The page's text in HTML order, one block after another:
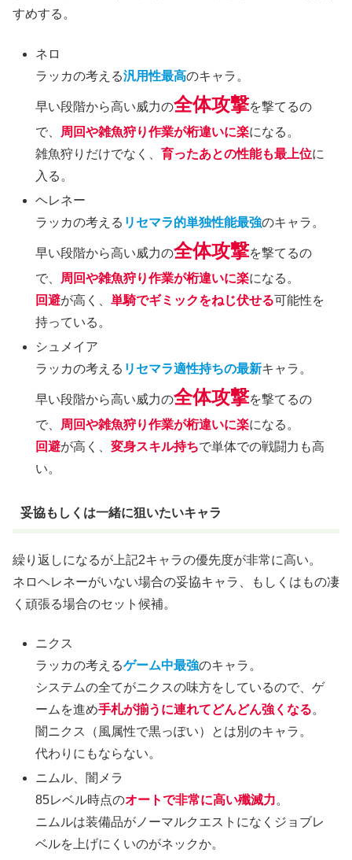
すめする。
ネロ
ラッカの考える汎用性最高のキャラ。
早い段階から高い威力の全体攻撃を撃てるの
で、
周回や雑魚狩り作業が桁違いに楽になる。
雑魚狩りだけでなく、育ったあとの性能も最上位に
入る。
ヘレネー
ラッカの考える リセマラ的単独性能最強のキャラ。
早い段階から高い威力の全体攻撃を撃てるの
で、
周回や雑魚狩り作業が桁違いに楽になる。
回避が高く、単騎でギミックをねじ伏せる可能性を
持っている。
シュメイア
ラッカの考える リセマラ適性持ちの最新キャラ。
早い段階から高い威力の全体攻撃を撃てるの
で、
周回や雑魚狩り作業が桁違いに楽になる。
回避が高く、変身スキル持ちで単体での戦闘力も高
い。
妥協もしくは一緒に狙いたいキャラ
繰り返しになるが上記2キャラの優先度が非常に高い。
ネロヘレネーがいない場合の妥協キャラ、もしくはもの凄
く頑張る場合のセット候補。
ニクス
ラッカの考えるゲーム中最強のキャラ。
システムの全てがニクスの味方をしているので、ゲ
ームを進め手札が揃うに連れてどんどん強くなる。
闇ニクス（風属性で黒っぽい）とは別のキャラ。
代わりにもならない。
ニムル、闇メラ
85レベル時点のオートで非常に高い殲滅力。
ニムルは装備品がノーマルクエストになくジョブレ
ベルを上げにくいのがネックか。